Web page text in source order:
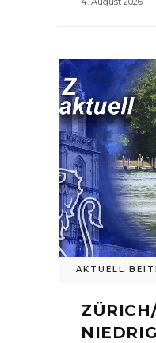
AKTUELL